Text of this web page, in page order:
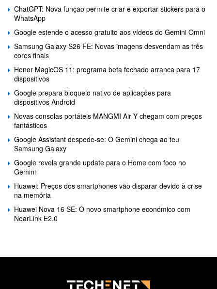
ChatGPT: Nova função permite criar e exportar stickers para o
WhatsApp
Google estende o acesso gratuito aos vídeos do Gemini Omni
Samsung Galaxy S26 FE: Novas imagens desvendam as três
cores finais
Honor MagicOS 11: programa beta fechado arranca para 17
dispositivos
Google prepara bloqueio nativo de aplicações para
dispositivos Android
Novas consolas portáteis MANGMI Air Y chegam com preços
fantásticos
Google Assistant despede-se: O Gemini chega ao teu
Samsung Galaxy
Google revela grande update para o Home com foco no
Gemini
Huawei: Preços dos smartphones vão disparar devido à crise
na memória
Huawei Nova 16 SE: O novo smartphone económico com
NearLink E2.0